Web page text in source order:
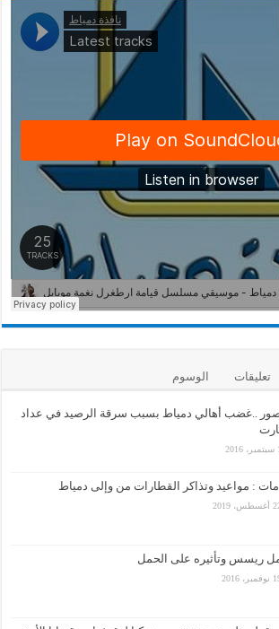
تعليقات الوسوم
..غضب أهالي دمياط بسبب سرقة الرصيد في عداد
1 سبتمبر، 2016
: مواعيد وتذاكر القطارات من وإلى دمياط
2019
ريسس وتأثيره على الحمل
2016